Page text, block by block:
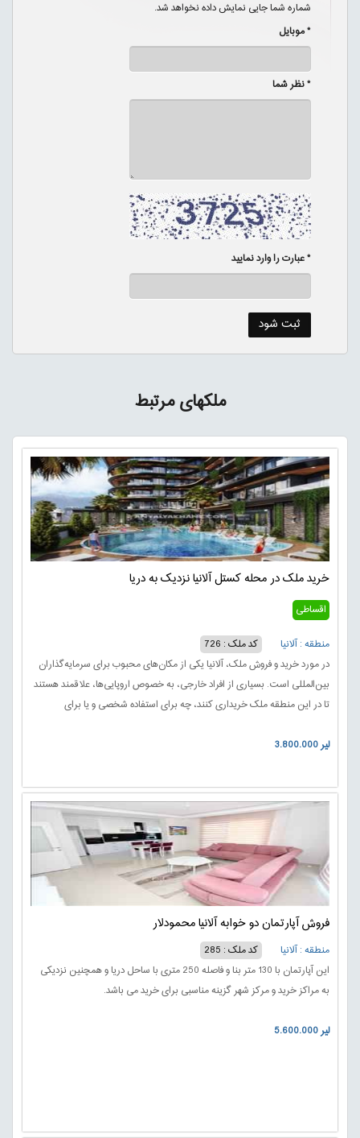
شماره شما جایی نمایش داده نخواهد شد.
* موبایل
* نظر شما
* عبارت را وارد نمایید
ملکهای مرتبط
خرید ملک در محله کستل آلانیا نزدیک به دریا
اقساطی
منطقه : آلانیا
کد ملک : 726
در مورد خرید و فروش ملک، آلانیا یکی از مکان‌های محبوب برای سرمایه‌گذاران
بین‌المللی است. بسیاری از افراد خارجی، به خصوص اروپایی‌ها، علاقمند هستند
تا در این منطقه ملک خریداری کنند، چه برای استفاده شخصی و یا برای
اقامت و افزایش تعداد ساکنین خارجی در این منطقه است.
3.800.000 لیر
فروش آپارتمان دو خوابه آلانیا محمودلار
منطقه : آلانیا
کد ملک : 285
این آپارتمان با 130 متر بنا و فاصله 250 متری با ساحل دریا و همچنین نزدیکی
به مراکز خرید و مرکز شهر گزینه مناسبی برای خرید می باشد.
5.600.000 لیر